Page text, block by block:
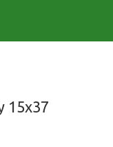
15х37